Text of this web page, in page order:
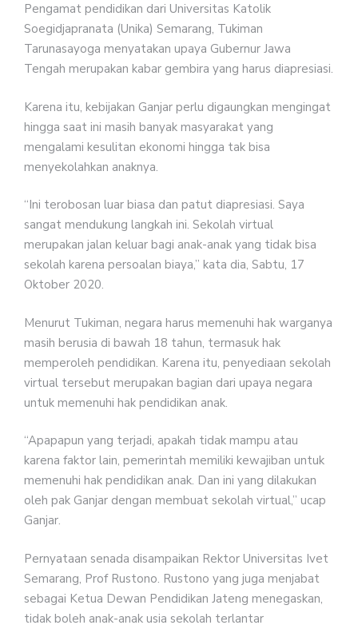
Pengamat pendidikan dari Universitas Katolik
Soegidjapranata (Unika) Semarang, Tukiman
Tarunasayoga menyatakan upaya Gubernur Jawa
Tengah merupakan kabar gembira yang harus diapresiasi.
Karena itu, kebijakan Ganjar perlu digaungkan mengingat
hingga saat ini masih banyak masyarakat yang
mengalami kesulitan ekonomi hingga tak bisa
menyekolahkan anaknya.
“Ini terobosan luar biasa dan patut diapresiasi. Saya
sangat mendukung langkah ini. Sekolah virtual
merupakan jalan keluar bagi anak-anak yang tidak bisa
sekolah karena persoalan biaya,” kata dia, Sabtu, 17
Oktober 2020.
Menurut Tukiman, negara harus memenuhi hak warganya
masih berusia di bawah 18 tahun, termasuk hak
memperoleh pendidikan. Karena itu, penyediaan sekolah
virtual tersebut merupakan bagian dari upaya negara
untuk memenuhi hak pendidikan anak.
“Apapapun yang terjadi, apakah tidak mampu atau
karena faktor lain, pemerintah memiliki kewajiban untuk
memenuhi hak pendidikan anak. Dan ini yang dilakukan
oleh pak Ganjar dengan membuat sekolah virtual,” ucap
Ganjar.
Pernyataan senada disampaikan Rektor Universitas Ivet
Semarang, Prof Rustono. Rustono yang juga menjabat
sebagai Ketua Dewan Pendidikan Jateng menegaskan,
tidak boleh anak-anak usia sekolah terlantar